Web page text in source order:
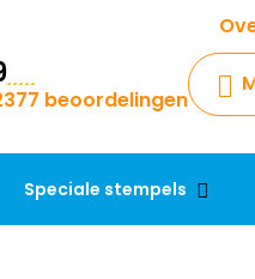
beoordelingen
Speciale stempels
Krijg een
Chatbot
Chat 24/7 met
Contact